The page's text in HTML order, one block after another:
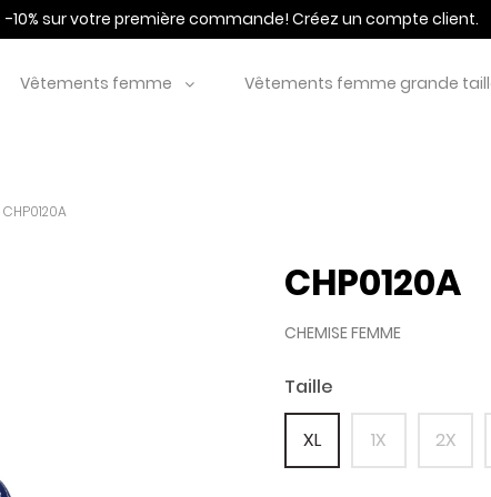
-10% sur votre première commande! Créez un compte client.
Vêtements femme Vêtements femme grande
CHP0120A
CHP0120A
CHEMISE FEMME
Taille
XL 1X 2X